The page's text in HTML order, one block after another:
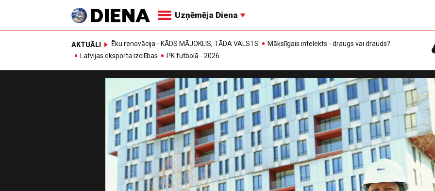
Uzņēmēja Diena
AKTUĀLI Ēku renovācija - KĀDS MĀJOKLIS, TĀDA VALSTS
Mākslīgais intelekts - draugs vai drauds?
Latvijas eksporta izcilības
PK futbolā - 2026